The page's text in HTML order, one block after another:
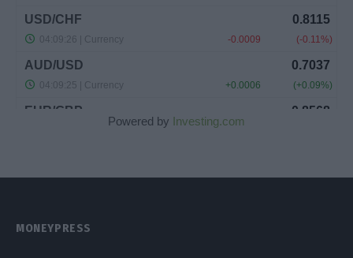
Powered by Investing.com
MONEYPRESS